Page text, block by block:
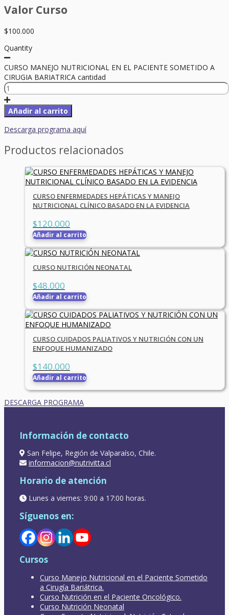
Valor Curso
$100.000
Quantity
CURSO MANEJO NUTRICIONAL EN EL PACIENTE SOMETIDO A
CIRUGIA BARIATRICA cantidad
Añadir al carrito
Descarga programa aquí
Productos relacionados
CURSO ENFERMEDADES HEPÁTICAS Y MANEJO
NUTRICIONAL CLÍNICO BASADO EN LA EVIDENCIA
$120.000
Añadir al carrito
CURSO NUTRICIÓN NEONATAL
$48.000
Añadir al carrito
CURSO CUIDADOS PALIATIVOS Y NUTRICIÓN CON UN
ENFOQUE HUMANIZADO
$140.000
Añadir al carrito
DESCARGA PROGRAMA
Información de contacto
San Felipe, Región de Valparaíso, Chile.
informacion@nutrivitta.cl
Horario de atención
Lunes a viernes: 9:00 a 17:00 horas.
Síguenos en:
Cursos
Curso Manejo Nutricional en el Paciente Sometido
a Cirugía Bariátrica.
Curso Nutrición en el Paciente Oncológico.
Curso Nutrición Neonatal